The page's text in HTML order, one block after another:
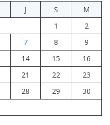
J S
M
1
2
7 8
9
14 15
16
21 22
23
28 29
30